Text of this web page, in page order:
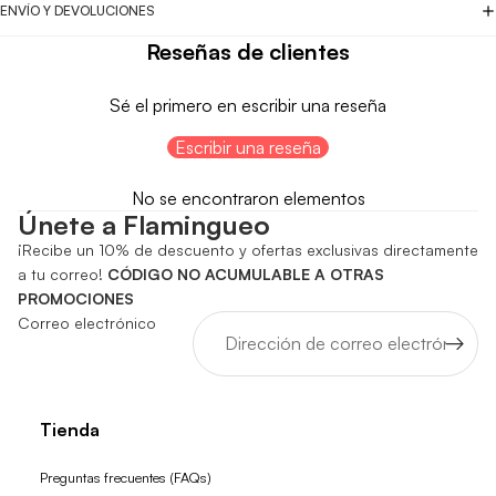
ENVÍO Y DEVOLUCIONES
Reseñas de clientes
Sé el primero en escribir una reseña
Escribir una reseña
No se encontraron elementos
Únete a Flamingueo
¡Recibe un 10% de descuento y ofertas exclusivas directamente
a tu correo! CÓDIGO NO ACUMULABLE A OTRAS
PROMOCIONES
Correo electrónico
Tienda
Preguntas frecuentes (FAQs)